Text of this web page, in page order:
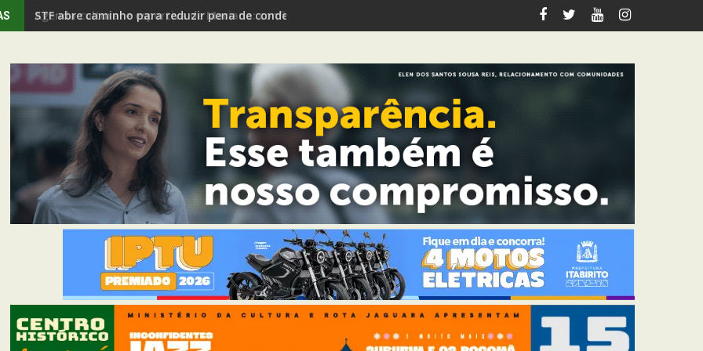
Agenda cultural e esportiva de Mariana: confira os eventos deste fim de semana